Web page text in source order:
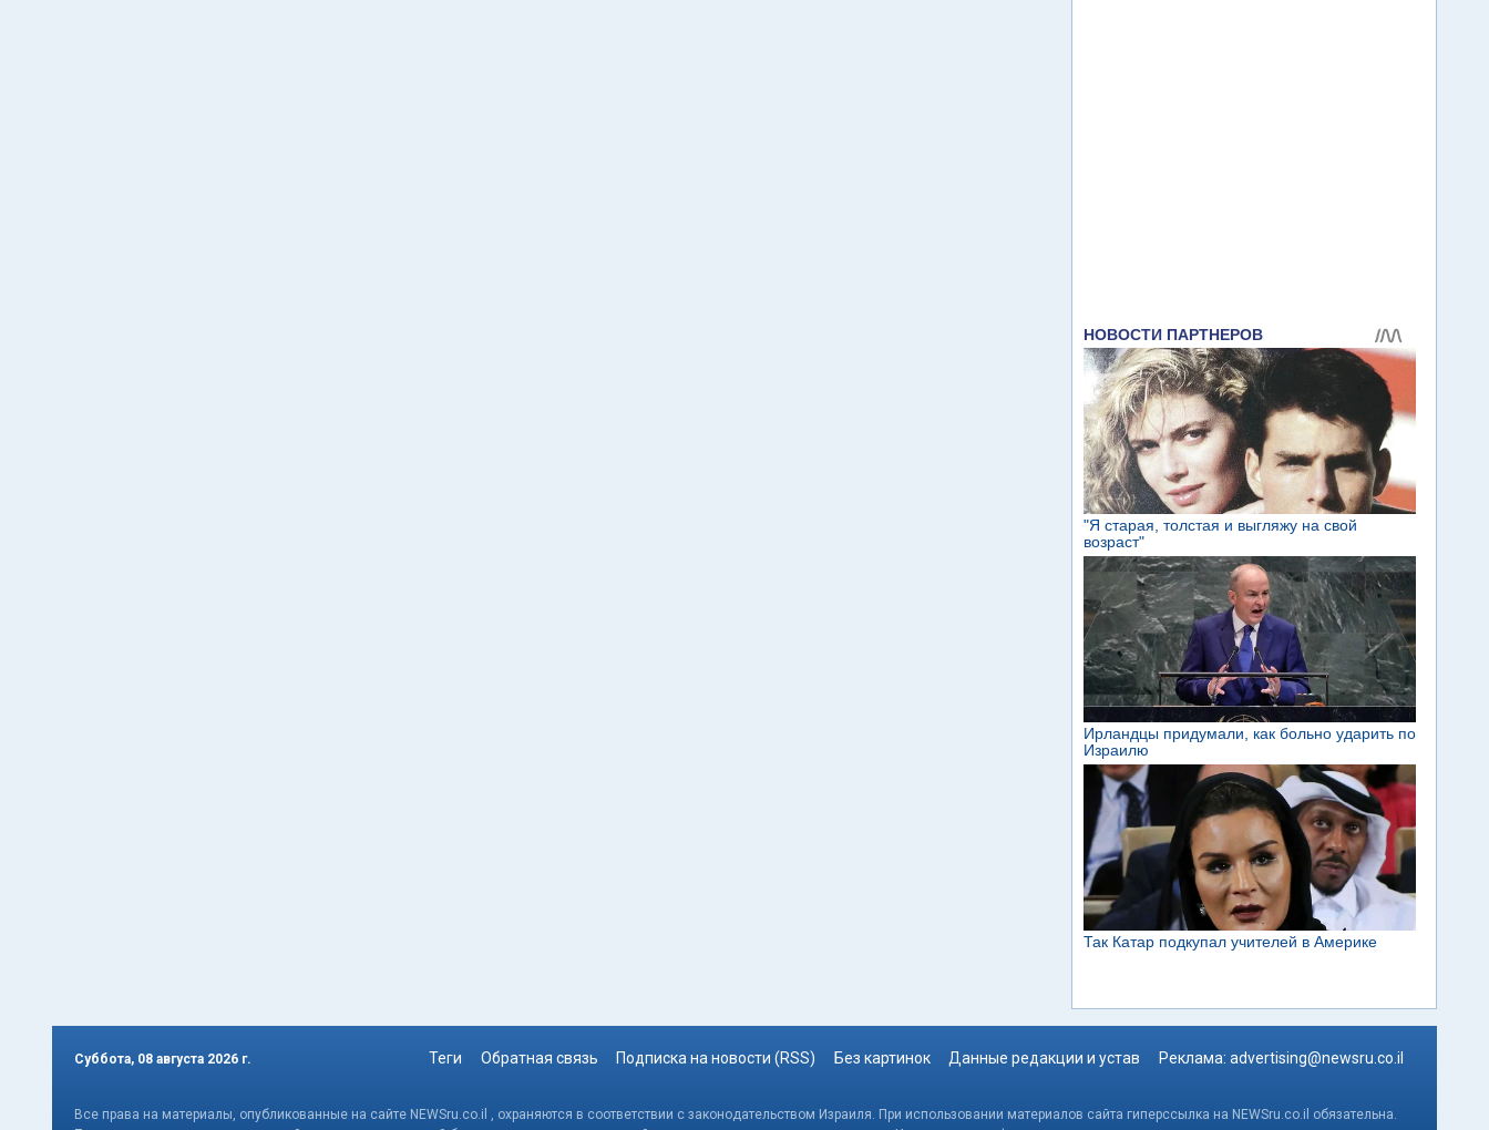
Суббота, 08 августа 2026 г. Теги Обратная связь Подписка на новости (RSS) Без картинок Данные редакции и устав Реклама: advertising@newsru.co.il
Все права на материалы, опубликованные на сайте NEWSru.co.il , охраняются в соответствии с законодательством Израиля. При использовании материалов сайта гиперссылка на NEWSru.co.il обязательна.